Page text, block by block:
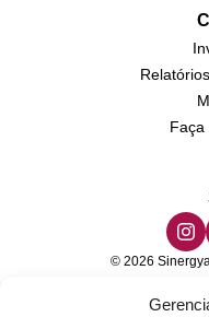
Faça
© 2026